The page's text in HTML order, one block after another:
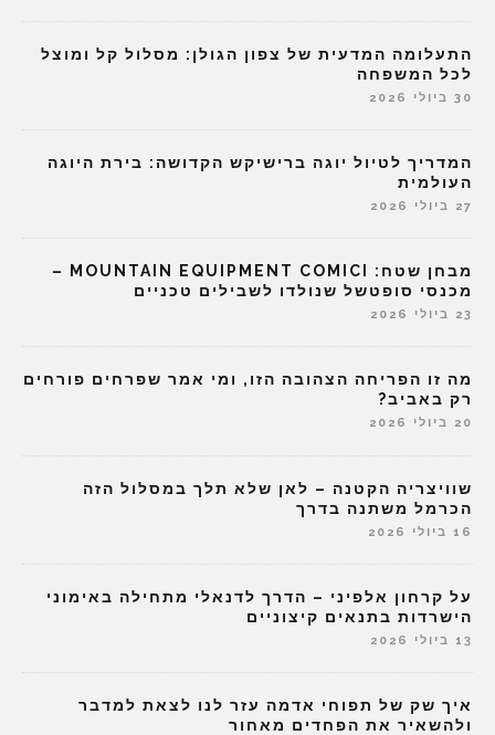
התעלומה המדעית של צפון הגולן: מסלול קל ומוצל
לכל המשפחה
30 ביולי 2026
המדריך לטיול יוגה ברישיקש הקדושה: בירת היוגה
העולמית
27 ביולי 2026
מבחן שטח: MOUNTAIN EQUIPMENT COMICI –
מכנסי סופטשל שנולדו לשבילים טכניים
23 ביולי 2026
מה זו הפריחה הצהובה הזו, ומי אמר שפרחים פורחים
רק באביב?
20 ביולי 2026
שוויצריה הקטנה – לאן שלא תלך במסלול הזה
הכרמל משתנה בדרך
16 ביולי 2026
על קרחון אלפיני – הדרך לדנאלי מתחילה באימוני
הישרדות בתנאים קיצוניים
13 ביולי 2026
איך שק של תפוחי אדמה עזר לנו לצאת למדבר
ולהשאיר את הפחדים מאחור